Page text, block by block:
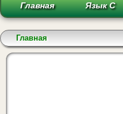
Главная Язык С
Вы здесь
Главная